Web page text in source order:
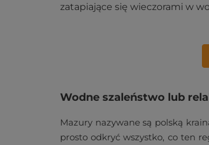
zatapiające się wieczorami w
Wodne szaleństwo lub
Mazury nazywane są polską
prosto odkryć wszystko, co ten